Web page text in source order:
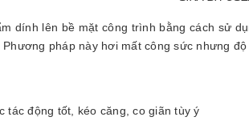
dính lên bề mặt công trình bằng cách sử
pháp này hơi mất công sức nhưng
tác động tốt, kéo căng, co giãn tùy ý